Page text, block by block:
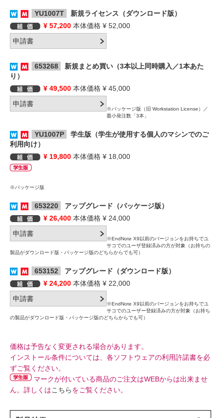
YU1007T
新規ライセンス（ダウンロード版）
¥ 57,200 本体価格 ¥ 52,000
653268
新規まとめ買い（3本以上同時購入／1本あた
り）
¥ 49,500 本体価格 ¥ 45,000
※パッケージ版（旧 Workstation License）／
最小発注数「3本」
YU1007P
学生版（学生が使用する個人のマシンでのご
利用向け）
¥ 19,800 本体価格 ¥ 18,000
※パッケージ版
653220
アップグレード（パッケージ版）
¥ 26,400 本体価格 ¥ 24,000
※EndNote X9以前のバージョンをお持ちでユ
サコでのユーザ登録済みの方が対象（お持ちの
製品がダウンロード版・パッケージ版のどちらからでも可）
653152
アップグレード（ダウンロード版）
¥ 24,200 本体価格 ¥ 22,000
※EndNote X9以前のバージョンをお持ちでユ
サコでのユーザー登録済みの方が対象（お持ち
の製品がダウンロード版・パッケージ版のどちらからでも可）
価格は予告なく変更される場合があります。
インストール条件については、各ソフトウェアの利用許諾書を必
ずご覧ください。
マークが付いている商品のご注文はWEBからは出来ませ
ん。詳しくはこちらをご覧ください。